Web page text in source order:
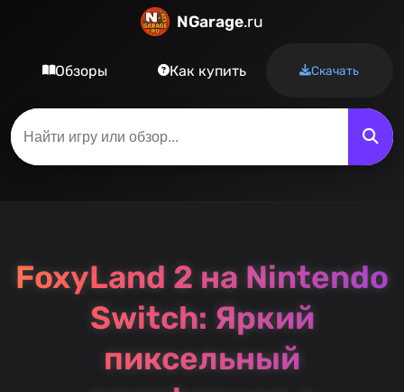
NGarage.ru
Обзоры Как купить Скачать
FoxyLand 2 на Nintendo
Switch: Яркий
пиксельный